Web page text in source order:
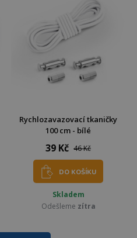
Rychlozavazovací tkaničky
100 cm - bílé
39 Kč 46 Kč
DO KOŠÍKU
Skladem
Odešleme zítra